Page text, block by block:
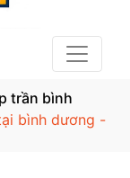
trần bình
bình dương -